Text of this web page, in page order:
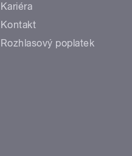
Kariéra
Kontakt
Rozhlasový poplatek